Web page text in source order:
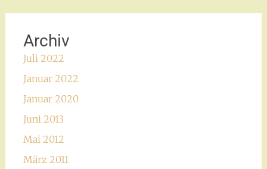
Archiv
Juli 2022
Januar 2022
Januar 2020
Juni 2013
Mai 2012
März 2011